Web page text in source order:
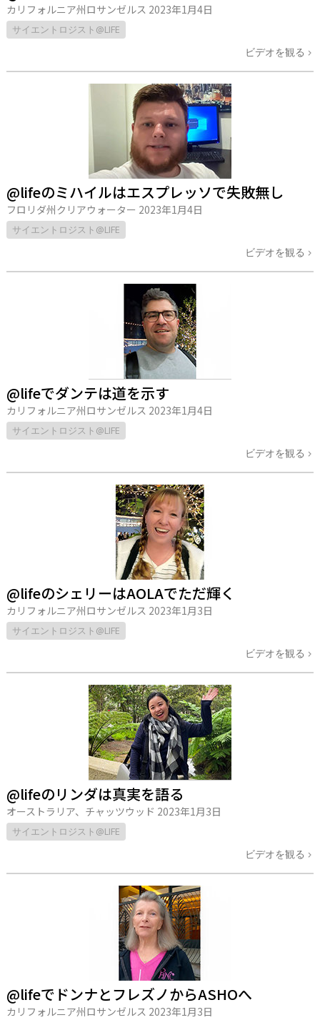
カリフォルニア州ロサンゼルス 2023年1月4日
サイエントロジスト@LIFE
ビデオを観る
@lifeのミハイルはエスプレッソで失敗無し
フロリダ州クリアウォーター 2023年1月4日
サイエントロジスト@LIFE
ビデオを観る
@lifeでダンテは道を示す
カリフォルニア州ロサンゼルス 2023年1月4日
サイエントロジスト@LIFE
ビデオを観る
@lifeのシェリーはAOLAでただ輝く
カリフォルニア州ロサンゼルス 2023年1月3日
サイエントロジスト@LIFE
ビデオを観る
@lifeのリンダは真実を語る
オーストラリア、チャッツウッド 2023年1月3日
サイエントロジスト@LIFE
ビデオを観る
@lifeでドンナとフレズノからASHOへ
カリフォルニア州ロサンゼルス 2023年1月3日